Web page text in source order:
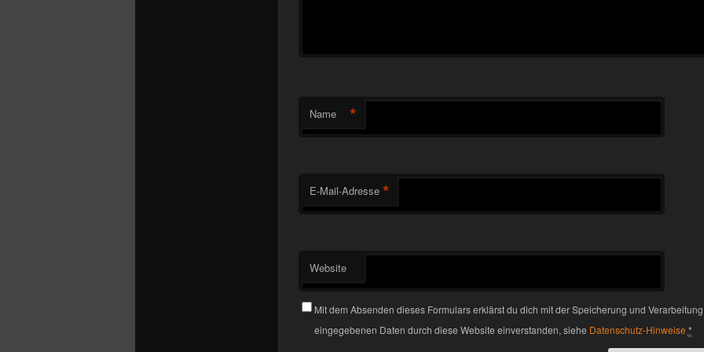
Name *
E-Mail-Adresse *
Website
Mit dem Absenden dieses Formulars erklärst du dich mit der Speicherung und
eingegebenen Daten durch diese Website einverstanden, siehe Datenschutz-Hinweise *